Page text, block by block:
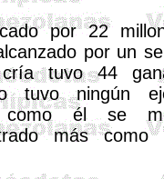
por 22
por un
tuvo 44
tuvo ningún
como él se
más como